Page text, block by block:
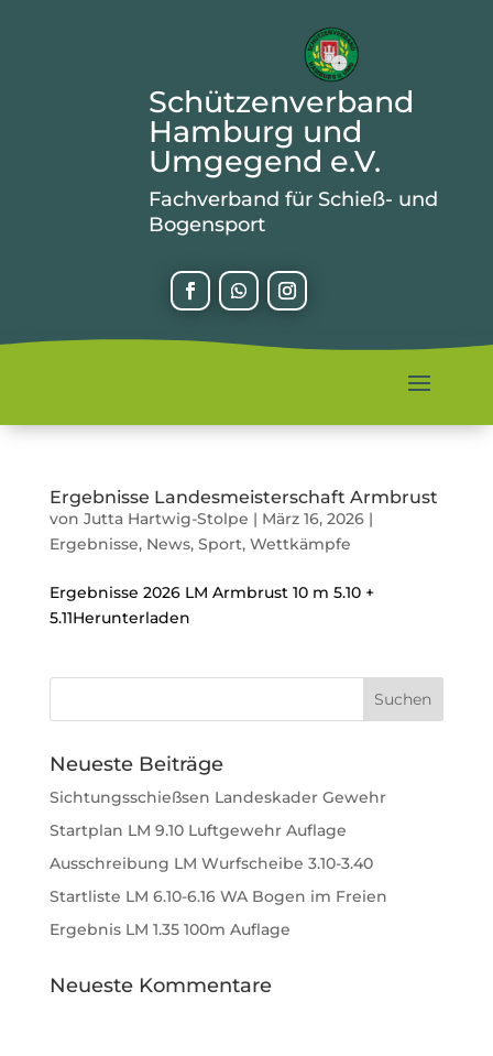
Schützenverband
Hamburg und
Umgegend e.V.
Fachverband für Schieß- und
Bogensport
Ergebnisse Landesmeisterschaft Armbrust
von Jutta Hartwig-Stolpe | März 16, 2026|
Ergebnisse, News, Sport, Wettkämpfe
Ergebnisse 2026 LM Armbrust 10 m 5.10 +
5.11Herunterladen
Neueste Beiträge
Sichtungsschießsen Landeskader Gewehr
Startplan LM 9.10 Luftgewehr Auflage
Ausschreibung LM Wurfscheibe 3.10-3.40
Startliste LM 6.10-6.16 WA Bogen im Freien
Ergebnis LM 1.35 100m Auflage
Neueste Kommentare